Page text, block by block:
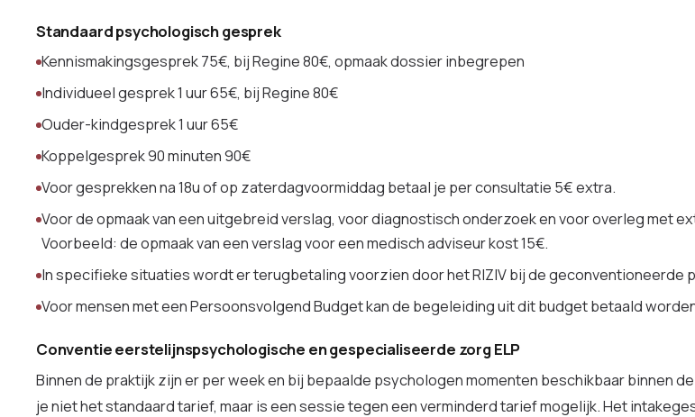
Standaard psychologisch gesprek
Kennismakingsgesprek 75€, bij Regine 80€, opmaak dossier inbegrepen
Individueel gesprek 1 uur 65€, bij Regine 80€
Ouder-kindgesprek 1 uur 65€
Koppelgesprek 90 minuten 90€
Voor gesprekken na 18u of op zaterdagvoormiddag betaal je per consultatie 5€ extra.
Voor de opmaak van een uitgebreid verslag, voor diagnostisch onderzoek en voor overleg met
Voorbeeld: de opmaak van een verslag voor een medisch adviseur kost 15€.
In specifieke situaties wordt er terugbetaling voorzien door het RIZIV bij de geconventioneerde
Voor mensen met een Persoonsvolgend Budget kan de begeleiding uit dit budget betaald
Conventie eerstelijnspsychologische en gespecialiseerde zorg ELP
Binnen de praktijk zijn er per week en bij bepaalde psychologen momenten beschikbaar binnen
je niet het standaard tarief, maar is een sessie tegen een verminderd tarief mogelijk. Het